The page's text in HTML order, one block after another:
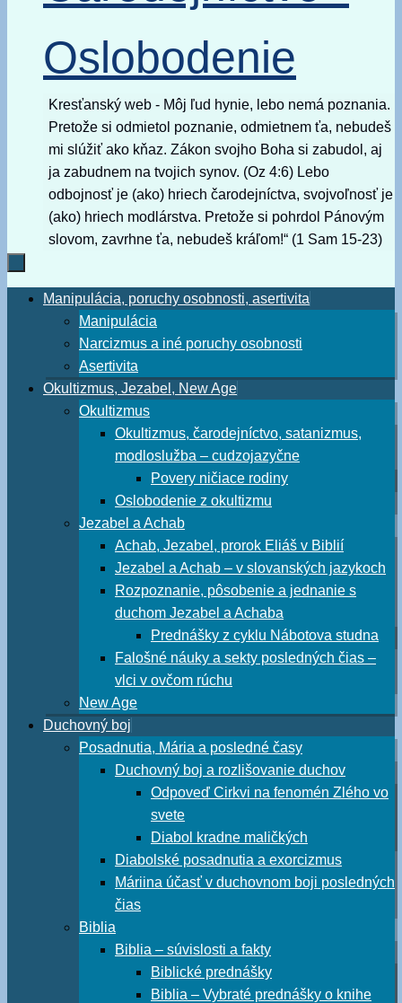
Oslobodenie
Kresťanský web - Môj ľud hynie, lebo nemá poznania.
Pretože si odmietol poznanie, odmietnem ťa, nebudeš
mi slúžiť ako kňaz. Zákon svojho Boha si zabudol, aj
ja zabudnem na tvojich synov. (Oz 4:6) Lebo
odbojnosť je (ako) hriech čarodejníctva, svojvoľnosť je
(ako) hriech modlárstva. Pretože si pohrdol Pánovým
slovom, zavrhne ťa, nebudeš kráľom!“ (1 Sam 15-23)
Skip
Manipulácia, poruchy osobnosti, asertivita
Manipulácia
Narcizmus a iné poruchy osobnosti
Asertivita
Okultizmus, Jezabel, New Age
Okultizmus
Okultizmus, čarodejníctvo, satanizmus,
modloslužba – cudzojazyčne
Povery ničiace rodiny
Oslobodenie z okultizmu
Jezabel a Achab
Achab, Jezabel, prorok Eliáš v Biblií
Jezabel a Achab – v slovanských jazykoch
Rozpoznanie, pôsobenie a jednanie s
duchom Jezabel a Achaba
Prednášky z cyklu Nábotova studna
Falošné náuky a sekty posledných čias –
vlci v ovčom rúchu
New Age
Duchovný boj
Posadnutia, Mária a posledné časy
Duchovný boj a rozlišovanie duchov
Odpoveď Cirkvi na fenomén Zlého vo
svete
Diabol kradne maličkých
Diabolské posadnutia a exorcizmus
Máriina účasť v duchovnom boji posledných
čias
Biblia
Biblia – súvislosti a fakty
Biblické prednášky
Biblia – Vybraté prednášky o knihe